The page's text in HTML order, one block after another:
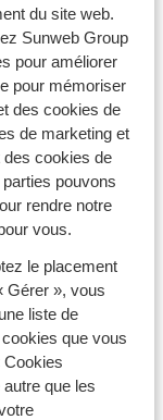
du site web.
Sunweb Group
pour améliorer
pour mémoriser
des cookies de
de marketing et
des cookies de
pouvons
rendre notre
vous.
le placement
Gérer », vous
liste de
que vous
Cookies
que les
station de ski
plus de vous
vous permet
sur les
produits frais
La livraison de
idéale pour les
qui souhaitent
De plus, en
au ski est tout
. Simplifiez vos
l'essentiel : la